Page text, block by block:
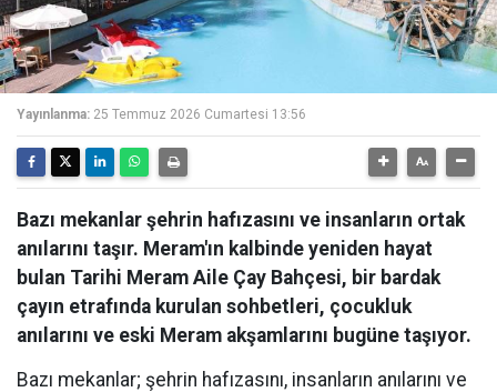
Yayınlanma: 25 Temmuz 2026 Cumartesi 13:56
Bazı mekanlar şehrin hafızasını ve insanların ortak
anılarını taşır. Meram'ın kalbinde yeniden hayat
bulan Tarihi Meram Aile Çay Bahçesi, bir bardak
çayın etrafında kurulan sohbetleri, çocukluk
anılarını ve eski Meram akşamlarını bugüne taşıyor.
Bazı mekanlar; şehrin hafızasını, insanların anılarını ve